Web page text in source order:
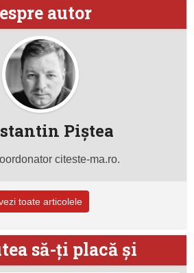
autor
Piştea
citeste-ma.ro.
toate articolele
să-ţi placă şi